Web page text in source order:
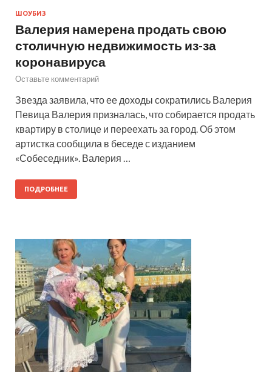
ШОУБИЗ
Валерия намерена продать свою
столичную недвижимость из-за
коронавируса
Оставьте комментарий
Звезда заявила, что ее доходы сократились Валерия
Певица Валерия призналась, что собирается продать
квартиру в столице и переехать за город. Об этом
артистка сообщила в беседе с изданием
«Собеседник». Валерия …
ПОДРОБНЕЕ